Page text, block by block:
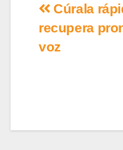
Cúrala
recupera
voz